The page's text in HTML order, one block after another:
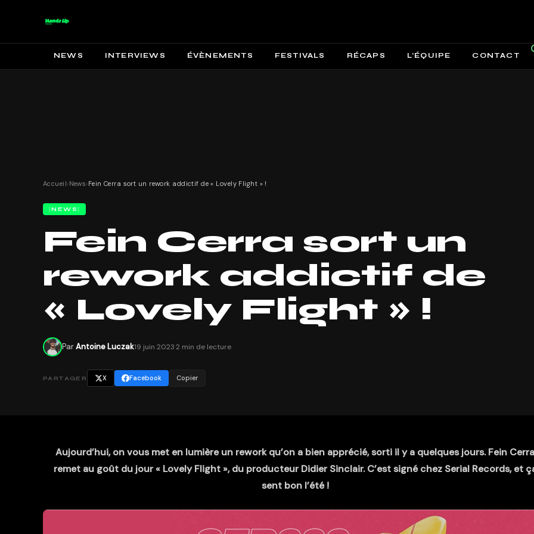
NEWS INTERVIEWS ÉVÈNEMENTS FESTIVALS RÉCAPS L’ÉQUIPE CONTACT
Accueil› News› Fein Cerra sort un rework addictif de « Lovely Flight » !
NEWS
Fein Cerra sort un
rework addictif de
« Lovely Flight » !
ParAntoine Luczak19 juin 20232 min de lecture
PARTAGER X Facebook Copier
Aujourd’hui, on vous met en lumière un rework qu’on a bien apprécié, sorti il y a quelques jours. Fein
remet au goût du jour « Lovely Flight », du producteur Didier Sinclair. C’est signé chez Serial Records, et
sent bon l’été !